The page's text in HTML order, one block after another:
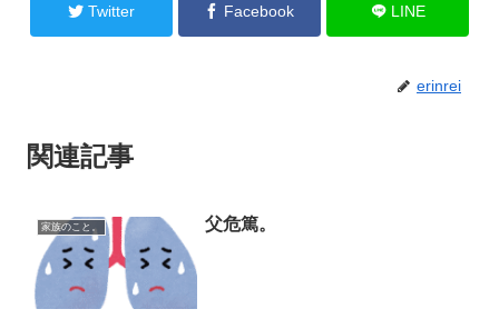
Twitter Facebook LINE
erinrei
関連記事
家族のこと。 父危篤。